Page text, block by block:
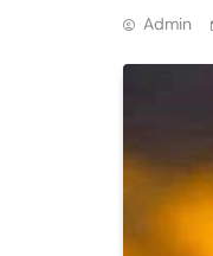
Admin